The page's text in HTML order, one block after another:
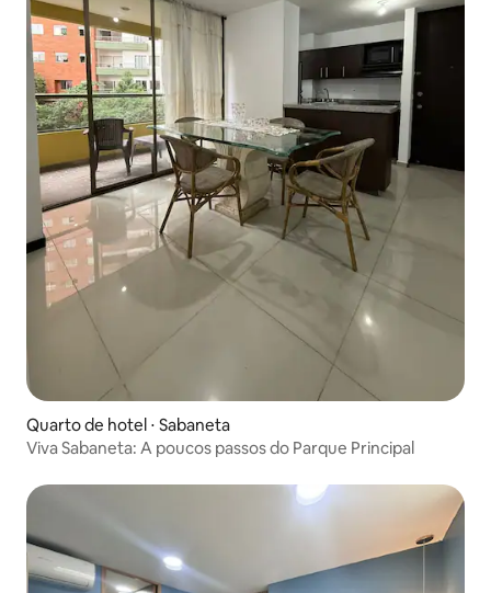
Quarto de hotel ⋅ Sabaneta
Viva Sabaneta: A poucos passos do Parque Principal